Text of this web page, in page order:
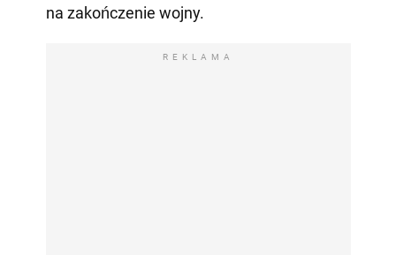
na zakończenie wojny.
REKLAMA